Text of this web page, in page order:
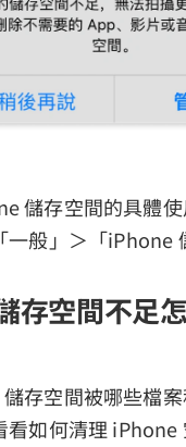
儲存空間的具體
一般」＞「iPhone
存空間不足
存空間被哪些檔案
看如何清理 iPhone